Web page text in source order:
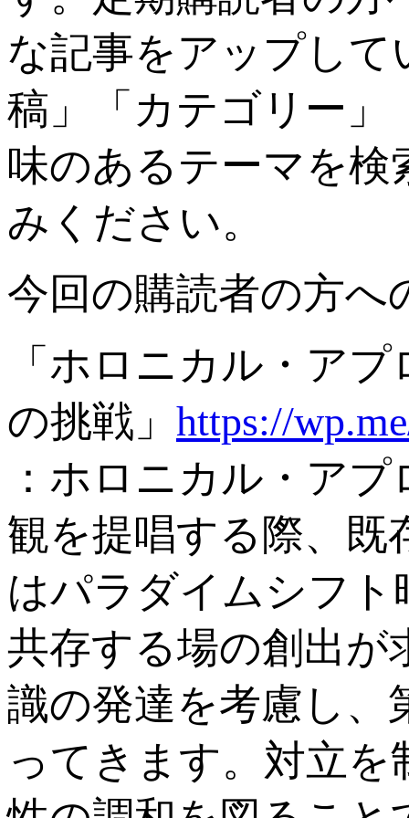
な記事をアップして
稿」「カテゴリー」
味のあるテーマを
みください。
今回の購読者の方へ
「ホロニカル・ア
の挑戦」 https://
：ホロニカル・ア
観を提唱する際、既
はパラダイムシフ
共存する場の創出が
識の発達を考慮し、
ってきます。対立